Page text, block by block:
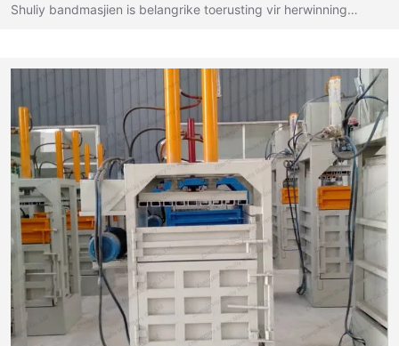
Shuliy bandmasjien is belangrike toerusting vir herwinning…